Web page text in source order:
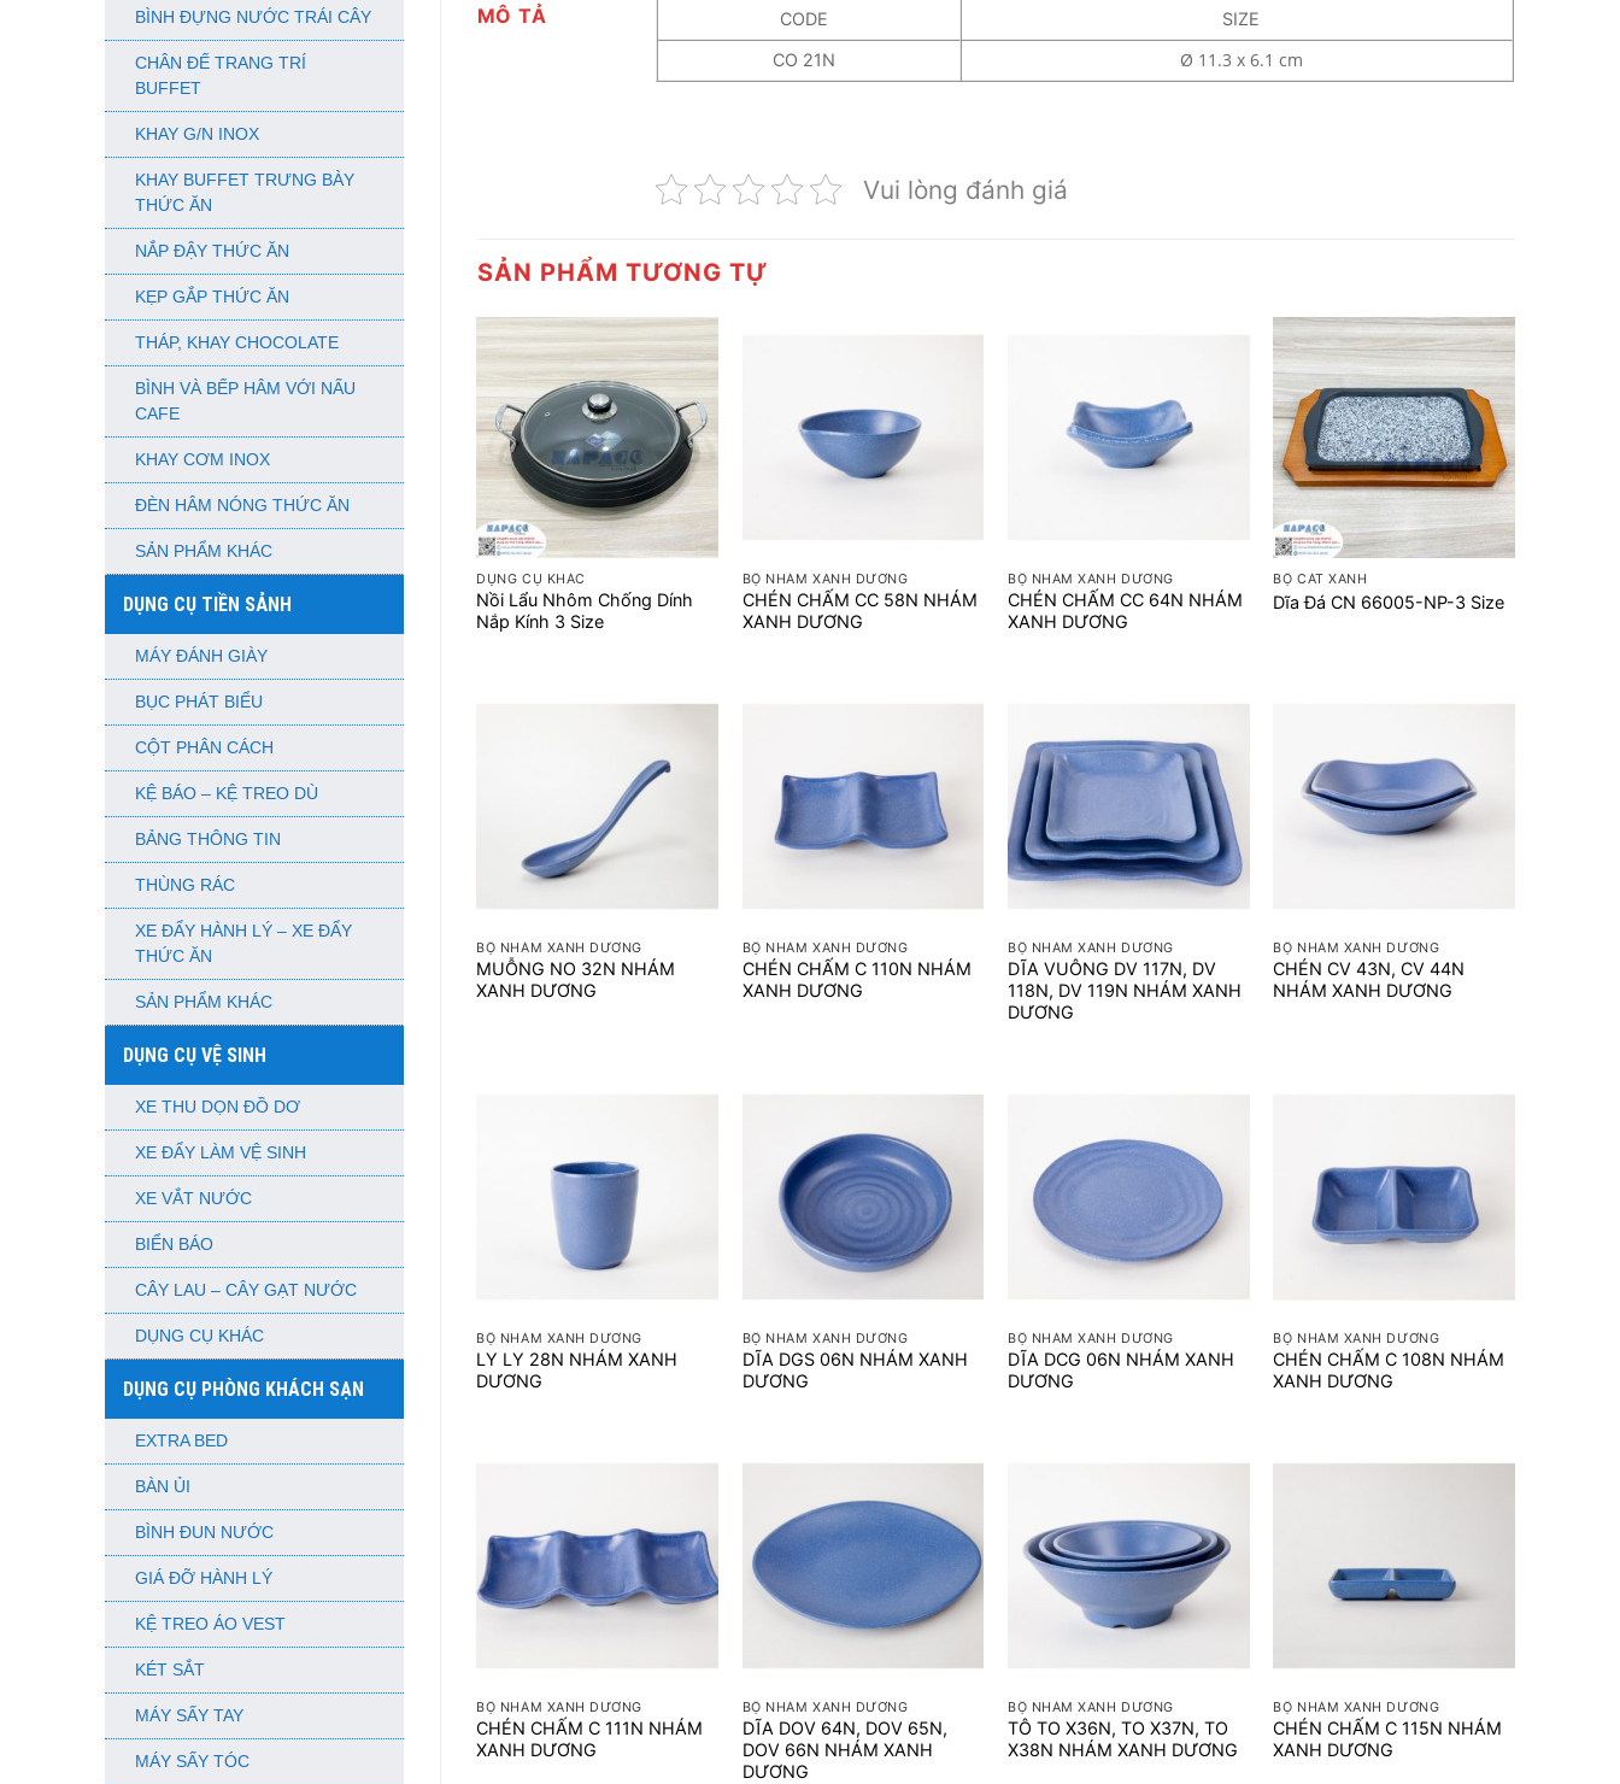
BÌNH ĐỰNG NƯỚC TRÁI CÂY
CHÂN ĐẾ TRANG TRÍ
BUFFET
KHAY G/N INOX
KHAY BUFFET TRƯNG BÀY
THỨC ĂN
NẮP ĐẬY THỨC ĂN
KẸP GẮP THỨC ĂN
THÁP, KHAY CHOCOLATE
BÌNH VÀ BẾP HÂM VỚI NẤU
CAFE
KHAY CƠM INOX
ĐÈN HÂM NÓNG THỨC ĂN
SẢN PHẨM KHÁC
DỤNG CỤ TIỀN SẢNH
MÁY ĐÁNH GIÀY
BỤC PHÁT BIỂU
CỘT PHÂN CÁCH
KỆ BÁO – KỆ TREO DÙ
BẢNG THÔNG TIN
THÙNG RÁC
XE ĐẨY HÀNH LÝ – XE ĐẨY
THỨC ĂN
SẢN PHẨM KHÁC
DỤNG CỤ VỆ SINH
XE THU DỌN ĐỒ DƠ
XE ĐẨY LÀM VỆ SINH
XE VẮT NƯỚC
BIỂN BÁO
CÂY LAU – CÂY GẠT NƯỚC
DỤNG CỤ KHÁC
DỤNG CỤ PHÒNG KHÁCH SẠN
EXTRA BED
BÀN ỦI
BÌNH ĐUN NƯỚC
GIÁ ĐỠ HÀNH LÝ
KỆ TREO ÁO VEST
KÉT SẮT
MÁY SẤY TAY
MÁY SẤY TÓC
MÔ TẢ CODE
SIZE
CO 21N
Ø 11.3 x 6.1 cm
Vui lòng đánh giá
SẢN PHẨM TƯƠNG TỰ
+
DỤNG CỤ KHÁC
Nồi Lẩu Nhôm Chống Dính
Nắp Kính 3 Size
BỘ NHÁM XANH DƯƠNG
CHÉN CHẤM CC 58N NHÁM
XANH DƯƠNG
BỘ NHÁM XANH DƯƠNG
CHÉN CHẤM CC 64N NHÁM
XANH DƯƠNG
+
BỘ CÁT XANH
Dĩa Đá CN 66005-NP-3 Size
BỘ NHÁM XANH DƯƠNG
MUỖNG NO 32N NHÁM
XANH DƯƠNG
BỘ NHÁM XANH DƯƠNG
CHÉN CHẤM C 110N NHÁM
XANH DƯƠNG
BỘ NHÁM XANH DƯƠNG
DĨA VUÔNG DV 117N, DV
118N, DV 119N NHÁM XANH
DƯƠNG
BỘ NHÁM XANH DƯƠNG
CHÉN CV 43N, CV 44N
NHÁM XANH DƯƠNG
BỘ NHÁM XANH DƯƠNG
LY LY 28N NHÁM XANH
DƯƠNG
BỘ NHÁM XANH DƯƠNG
DĨA DGS 06N NHÁM XANH
DƯƠNG
BỘ NHÁM XANH DƯƠNG
DĨA DCG 06N NHÁM XANH
DƯƠNG
BỘ NHÁM XANH DƯƠNG
CHÉN CHẤM C 108N NHÁM
XANH DƯƠNG
BỘ NHÁM XANH DƯƠNG
CHÉN CHẤM C 111N NHÁM
XANH DƯƠNG
BỘ NHÁM XANH DƯƠNG
DĨA DOV 64N, DOV 65N,
DOV 66N NHÁM XANH
DƯƠNG
BỘ NHÁM XANH DƯƠNG
TÔ TO X36N, TO X37N, TO
X38N NHÁM XANH DƯƠNG
BỘ NHÁM XANH DƯƠNG
CHÉN CHẤM C 115N NHÁM
XANH DƯƠNG